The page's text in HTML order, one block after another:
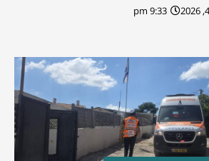
9:33 pm